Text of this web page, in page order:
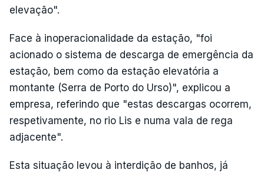
elevação".
Face à inoperacionalidade da estação, "foi
acionado o sistema de descarga de emergência da
estação, bem como da estação elevatória a
montante (Serra de Porto do Urso)", explicou a
empresa, referindo que "estas descargas ocorrem,
respetivamente, no rio Lis e numa vala de rega
adjacente".
Esta situação levou à interdição de banhos, já